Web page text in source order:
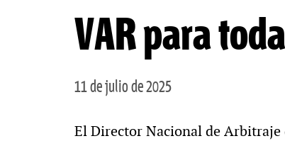
VAR para
11 de julio de 2025
El Director Nacional de